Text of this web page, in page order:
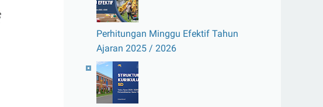
Perhitungan Minggu Efektif Tahun
Ajaran 2025 / 2026